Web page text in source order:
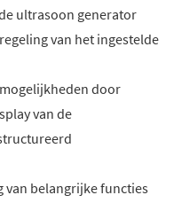
ultrasoon generator
van het ingestelde
door
van de
van belangrijke functies